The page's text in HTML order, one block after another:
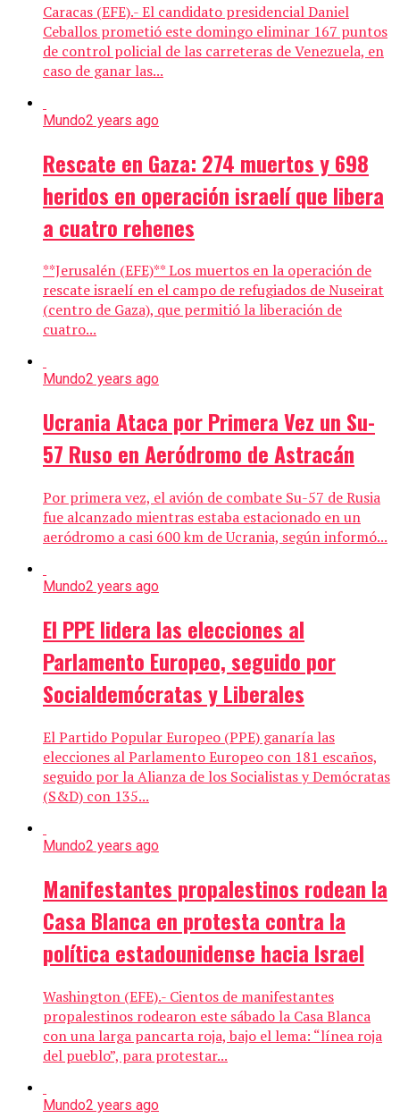
Caracas (EFE).- El candidato presidencial Daniel
Ceballos prometió este domingo eliminar 167 puntos
de control policial de las carreteras de Venezuela, en
caso de ganar las...
Mundo2 years ago
Rescate en Gaza: 274 muertos y 698
heridos en operación israelí que libera
a cuatro rehenes
**Jerusalén (EFE)** Los muertos en la operación de
rescate israelí en el campo de refugiados de Nuseirat
(centro de Gaza), que permitió la liberación de
cuatro...
Mundo2 years ago
Ucrania Ataca por Primera Vez un Su-
57 Ruso en Aeródromo de Astracán
Por primera vez, el avión de combate Su-57 de Rusia
fue alcanzado mientras estaba estacionado en un
aeródromo a casi 600 km de Ucrania, según informó...
Mundo2 years ago
El PPE lidera las elecciones al
Parlamento Europeo, seguido por
Socialdemócratas y Liberales
El Partido Popular Europeo (PPE) ganaría las
elecciones al Parlamento Europeo con 181 escaños,
seguido por la Alianza de los Socialistas y Demócratas
(S&D) con 135...
Mundo2 years ago
Manifestantes propalestinos rodean la
Casa Blanca en protesta contra la
política estadounidense hacia Israel
Washington (EFE).- Cientos de manifestantes
propalestinos rodearon este sábado la Casa Blanca
con una larga pancarta roja, bajo el lema: “línea roja
del pueblo”, para protestar...
Mundo2 years ago